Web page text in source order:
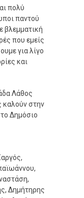
πολύ
παντού
βλεμματική
που εμείς
για λίγο
και
Λάθος
στην
Δημόσιο
Δημήτηρης